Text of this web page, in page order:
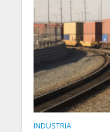
INDUSTRIA